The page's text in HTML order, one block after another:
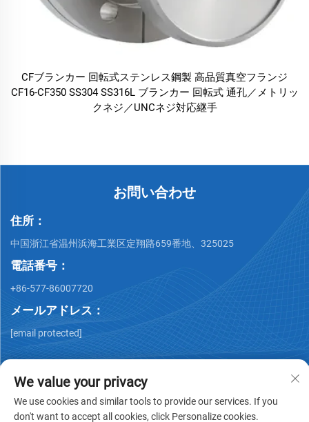
CFブランカー 回転式ステンレス鋼製 高品質真空フランジ
CF16-CF350 SS304 SS316L ブランカー 回転式 通孔／メトリッ
クネジ／UNCネジ対応継手
お問い合わせ
住所：
中国浙江省温州浜海工業区定翔路659番地、325025
電話番号：
+86-577-86007720
メールアドレス：
[email protected]
We value your privacy
We use cookies and similar tools to provide our services. If you
don't want to accept all cookies, click Personalize cookies.